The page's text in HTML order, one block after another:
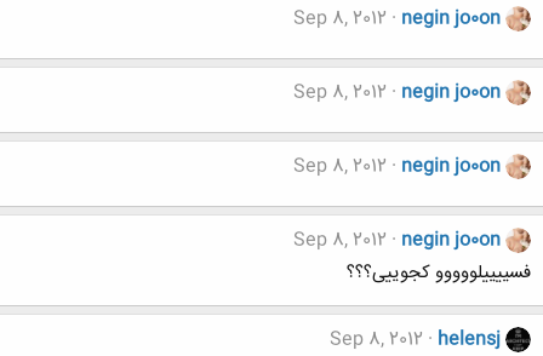
negin jo0on
Sep 8, 2012
negin jo0on
Sep 8, 2012
negin jo0on
Sep 8, 2012
negin jo0on
Sep 8, 2012
فسییییلووووو کجوییی؟؟؟
helensj
Sep 8, 2012